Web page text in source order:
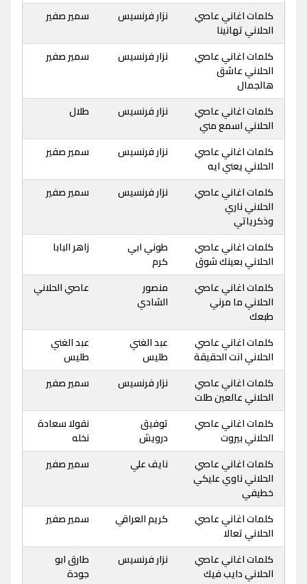
كلمات اغاني عاصي
الحلاني تهانينا
نزار فرنسيس سمير صفير
كلمات اغاني عاصي
الحلاني عاشق
هالجمال
نزار فرنسيس سمير صفير
كلمات اغاني عاصي
الحلاني اسمع مني
نزار فرنسيس طلال
كلمات اغاني عاصي
الحلاني يعني ايه
نزار فرنسيس سمير صفير
كلمات اغاني عاصي
الحلاني ناري
وذكرياتي
نزار فرنسيس سمير صفير
كلمات اغاني عاصي
الحلاني بعينك شوق
طوني ابي
كرم
زاهر البابا
كلمات اغاني عاصي
الحلاني ما مرني
طبعك
منصور
الشادي
عاصي الحلاني
كلمات اغاني عاصي
الحلاني انت الحقيقة
عبد الغني
طليس
عبد الغني
طليس
كلمات اغاني عاصي
الحلاني عالعين طلت
نزار فرنسيس سمير صفير
كلمات اغاني عاصي
الحلاني بيروت
توفيق
درويش
نقولا سعادة
نخله
كلمات اغاني عاصي
الحلاني ناوي عليكي
خطيفي
نايف علي سمير صفير
كلمات اغاني عاصي
الحلاني تعالا
كريم العراقي سمير صفير
كلمات اغاني عاصي
الحلاني دايب فيك
نزار فرنسيس
طارق ابو
جودة